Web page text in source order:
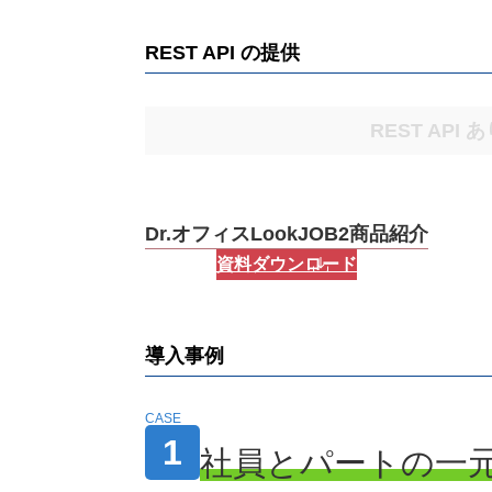
REST API の提供
REST API あ
Dr.オフィスLookJOB2商品紹介
資料ダウンロード
導入事例
社員とパートの一